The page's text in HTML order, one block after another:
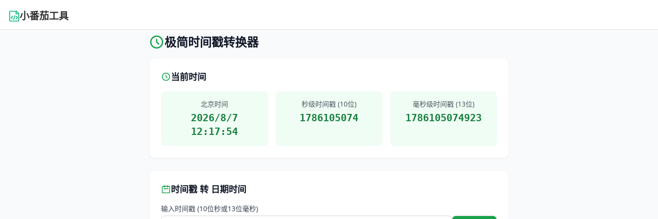
小番茄工具
极简时间戳转换器
当前时间
北京时间
2026/8/7
12:17:54
秒级时间戳 (10位)
1786105074
毫秒级时间戳 (13位)
1786105074923
时间戳 转 日期时间
输入时间戳 (10位秒或13位毫秒)